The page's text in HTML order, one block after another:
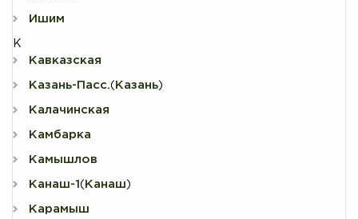
Ишим
К
Кавказская
Казань-Пасс.( Казань)
Калачинская
Камбарка
Камышлов
Канаш-1 ( Канаш )
Карамыш